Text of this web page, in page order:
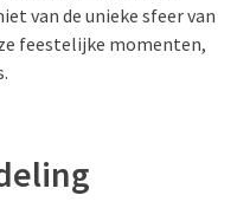
van de unieke sfeer van
feestelijke momenten,